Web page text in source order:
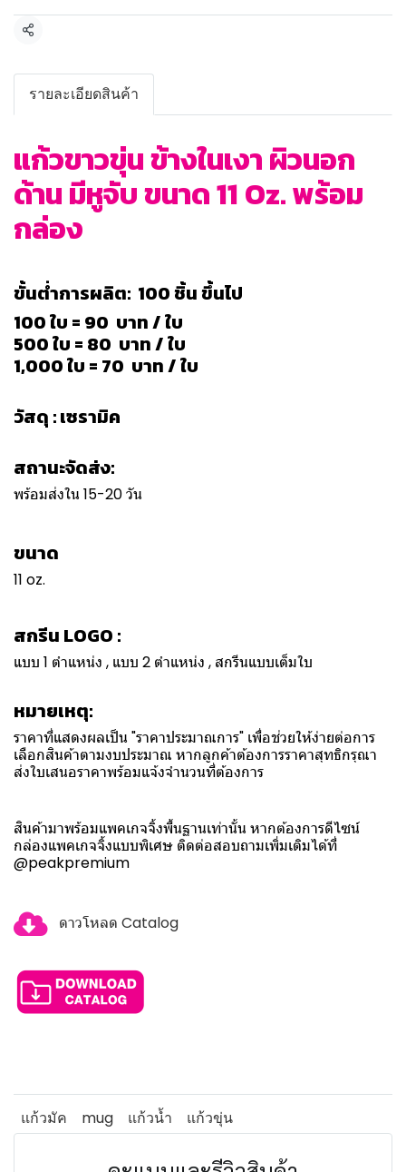
แชร์
รายละเอียดสินค้า
แก้วขาวขุ่น ข้างในเงา ผิวนอก
ด้าน มีหูจับ ขนาด 11 Oz. พร้อม
กล่อง
ขั้นต่ำการผลิต: 100 ชิ้น ขึ้นไป
100 ใบ = 90 บาท / ใบ
500 ใบ = 80 บาท / ใบ
1,000 ใบ = 70 บาท / ใบ
วัสดุ : เซรามิค
สถานะจัดส่ง:
พร้อมส่งใน 15-20 วัน
ขนาด
11 oz.
สกรีน LOGO :
แบบ 1 ตำแหน่ง , แบบ 2 ตำแหน่ง , สกรีนแบบเต็มใบ
หมายเหตุ:
ราคาที่แสดงผลเป็น "ราคาประมาณการ" เพื่อช่วยให้ง่ายต่อการ
เลือกสินค้าตามงบประมาณ หากลูกค้าต้องการราคาสุทธิกรุณา
ส่งใบเสนอราคาพร้อมแจ้งจำนวนที่ต้องการ
สินค้ามาพร้อมแพคเกจจิ้งพื้นฐานเท่านั้น หากต้องการดีไซน์
กล่องแพคเกจจิ้งแบบพิเศษ ติดต่อสอบถามเพิ่มเติมได้ที่
@peakpremium
ดาวโหลด Catalog
แก้วมัค mug แก้วน้ำ แก้วขุ่น